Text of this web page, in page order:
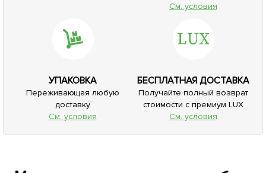
См. условия
УПАКОВКА
Переживающая любую
доставку
См. условия
БЕСПЛАТНАЯ ДОСТАВКА
Получайте полный возврат
стоимости с премиум LUX
См. условия